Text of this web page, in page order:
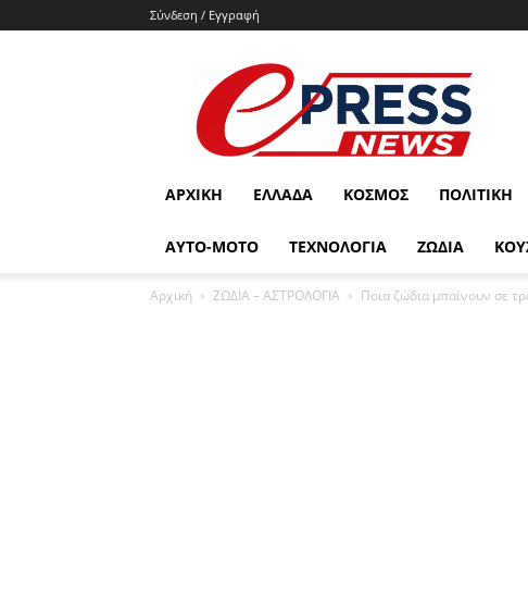
Σύνδεση / Εγγραφή
e-
press.gr
ΑΡΧΙΚΉ ΕΛΛΆΔΑ ΚΌΣΜΟΣ ΠΟΛΙΤΙΚΉ
ΑΥΤΟ-ΜΟΤΟ ΤΕΧΝΟΛΟΓΙΑ ΖΩΔΙΑ
Αρχική ΖΩΔΙΑ – ΑΣΤΡΟΛΟΓΙΑ Ποια ζώδια μπαίνουν σε